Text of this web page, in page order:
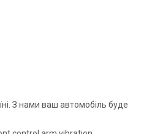
З нами ваш автомобіль буде